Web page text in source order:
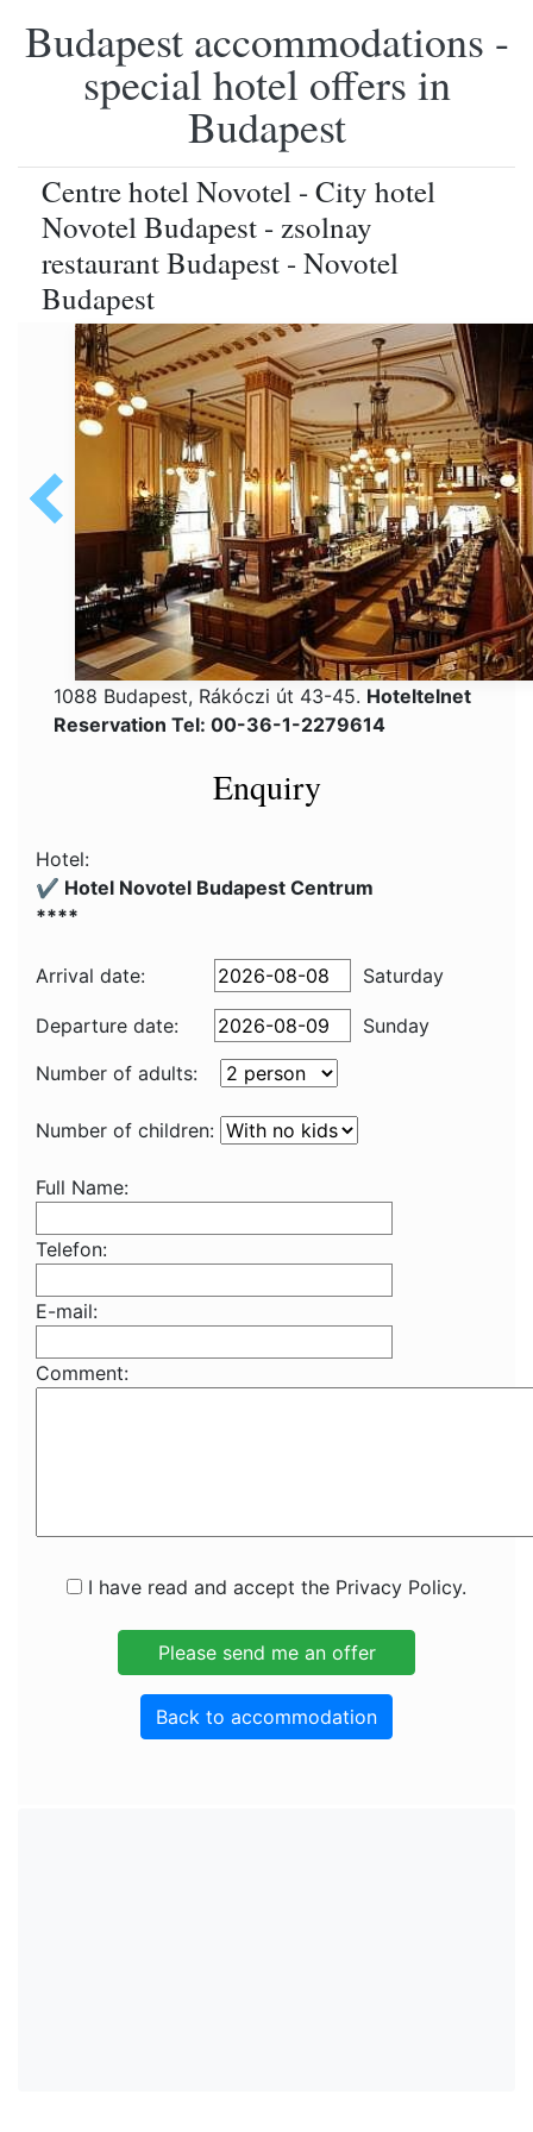
Budapest accommodations -
special hotel offers in
Budapest
Centre hotel Novotel - City hotel
Novotel Budapest - zsolnay
restaurant Budapest - Novotel
Budapest
1088 Budapest, Rákóczi út 43-45. Hoteltelnet
Reservation Tel: 00-36-1-2279614
Enquiry
Hotel:
✔️ Hotel Novotel Budapest Centrum
****
Arrival date: Saturday
Departure date:
Sunday
Number of adults:
Number of children:
Full Name:
Telefon:
E-mail:
Comment:
I have read and accept the Privacy Policy.
Back to accommodation